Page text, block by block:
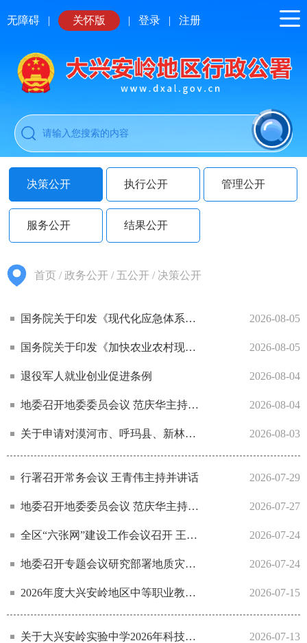
无障碍 | 关怀版 | 登录 | 注册
决策公开 执行公开 管理公开
服务公开 结果公开
首页 /政务公开 / 五公开 / 决策公开
2026-08-05
国务院关于印发《现代化应急体系建设“十五五”规划》的通知
2026-08-05
国务院关于印发《加快农业农村现代化“十五五”规划》的通知
2026-08-04
退役军人就业创业促进条例
2026-08-04
地委召开地委委员会议 范庆华主持并讲话
2026-08-03
关于申请对漠河市、呼玛县、新林区、呼中区创建县域义务教育优质均衡发展县（市、区）工作进行省级评估验收的公告
2026-07-29
行署召开常务会议 王青伟主持并讲话
2026-07-27
地委召开地委委员会议 范庆华主持并讲话
2026-07-24
全区“六张网”建设工作会议召开 王青伟主持并讲话
2026-07-24
地委召开专题会议研究部署地质灾害防治工作 范庆华主持并讲话
2026-07-15
2026年度大兴安岭地区中等职业教育“双师型”教师认定情况公示
2026-07-13
关于大兴安岭实验中学2026年科技类自主招生录取名单的公示